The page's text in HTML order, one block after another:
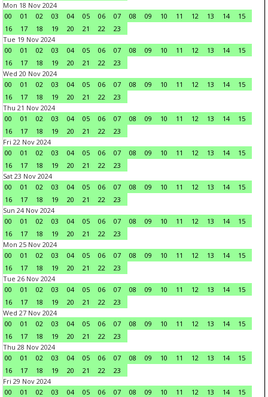
Mon 18 Nov 2024
00
01 02 03 04 05 06 07 08 09 10 11 12 13 14
15
16
17 18 19 20 21 22
23
Tue 19 Nov 2024
00
01 02 03 04 05 06 07 08 09 10 11 12 13 14
15
16
17 18 19 20 21 22
23
Wed 20 Nov 2024
00
01 02 03 04 05 06 07 08 09 10 11 12 13 14
15
16
17 18 19 20 21 22
23
Thu 21 Nov 2024
00
01 02 03 04 05 06 07 08 09 10 11 12 13 14
15
16
17 18 19 20 21 22
23
Fri 22 Nov 2024
00
01 02 03 04 05 06 07 08 09 10 11 12 13 14
15
16
17 18 19 20 21 22
23
Sat 23 Nov 2024
00
01 02 03 04 05 06 07 08 09 10 11 12 13 14
15
16
17 18 19 20 21 22
23
Sun 24 Nov 2024
00
01 02 03 04 05 06 07 08 09 10 11 12 13 14
15
16
17 18 19 20 21 22
23
Mon 25 Nov 2024
00
01 02 03 04 05 06 07 08 09 10 11 12 13 14
15
16
17 18 19 20 21 22
23
Tue 26 Nov 2024
00
01 02 03 04 05 06 07 08 09 10 11 12 13 14
15
16
17 18 19 20 21 22
23
Wed 27 Nov 2024
00
01 02 03 04 05 06 07 08 09 10 11 12 13 14
15
16
17 18 19 20 21 22
23
Thu 28 Nov 2024
00
01 02 03 04 05 06 07 08 09 10 11 12 13 14
15
16
17 18 19 20 21 22
23
Fri 29 Nov 2024
00
01 02 03 04 05 06 07 08 09 10 11 12 13 14
15